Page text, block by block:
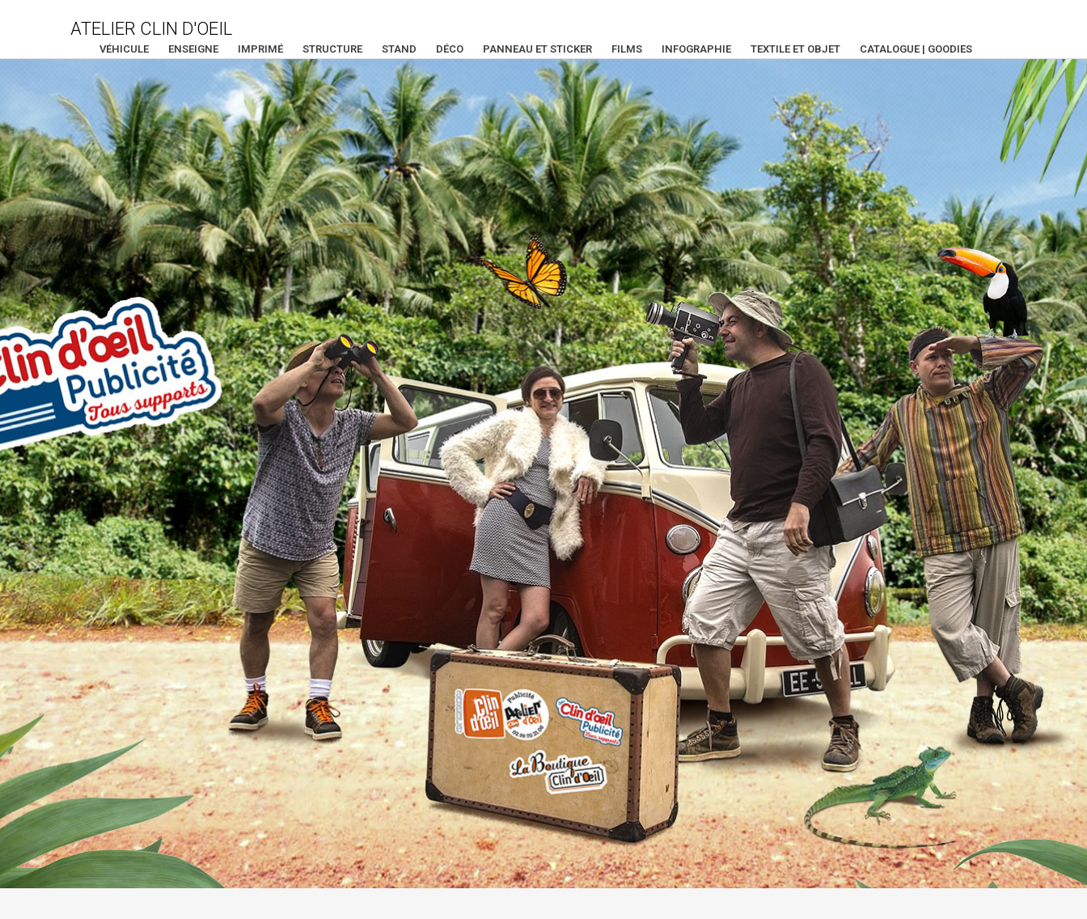
ATELIER CLIN D'OEIL
VÉHICULE ENSEIGNE IMPRIMÉ STRUCTURE STAND DÉCO PANNEAU ET STICKER FILMS INFOGRAPHIE TEXTILE ET OBJET CATALOGUE | GOODIES